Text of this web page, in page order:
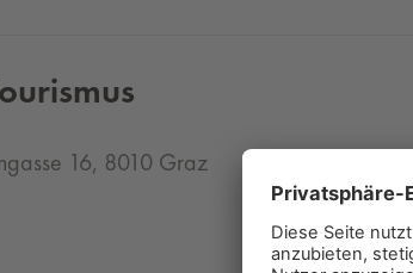
16, 8010 Graz